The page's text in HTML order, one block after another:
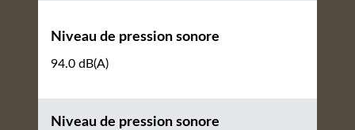
Niveau de pression sonore
94.0 dB(A)
Niveau de pression sonore